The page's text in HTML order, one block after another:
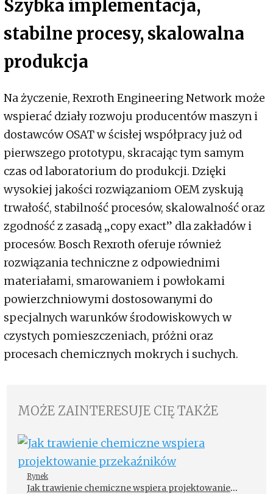
Szybka implementacja,
stabilne procesy, skalowalna
produkcja
Na życzenie, Rexroth Engineering Network może
wspierać działy rozwoju producentów maszyn i
dostawców OSAT w ścisłej współpracy już od
pierwszego prototypu, skracając tym samym
czas od laboratorium do produkcji. Dzięki
wysokiej jakości rozwiązaniom OEM zyskują
trwałość, stabilność procesów, skalowalność oraz
zgodność z zasadą „copy exact” dla zakładów i
procesów. Bosch Rexroth oferuje również
rozwiązania techniczne z odpowiednimi
materiałami, smarowaniem i powłokami
powierzchniowymi dostosowanymi do
specjalnych warunków środowiskowych w
czystych pomieszczeniach, próżni oraz
procesach chemicznych mokrych i suchych.
MOŻE ZAINTERESUJE CIĘ TAKŻE
Rynek
Jak trawienie chemiczne wspiera projektowanie